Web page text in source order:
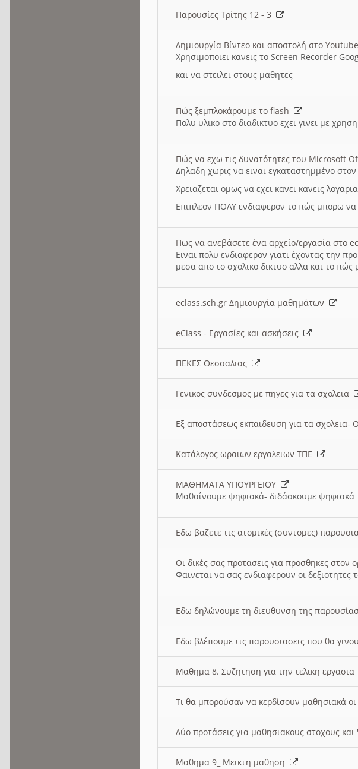
Παρουσίες Τρίτης 12 - 3
Δημιουργία Βίντεο και αποστολή στο
Χρησιμοποιει κανεις το Screen Recorder
και να στειλει στους μαθητες
Πώς ξεμπλοκάρουμε το flash
Πολυ υλικο στο διαδικτυο εχει γινει με
Πώς να εχω τις δυνατότητες του Microsoft
Δηλαδη χωρις να ειναι εγκαταστημμένο
Χρειαζεται ομως να εχει κανει κανεις
Επιπλεον ΠΟΛΥ ενδιαφερον το πώς μπορω
Πως να ανεβάσετε ένα αρχείο/εργασία στο
Ειναι πολυ ενδιαφερον γιατι έχοντας την
μεσα απο το σχολικο δικτυο αλλα και το
eclass.sch.gr Δημιουργία μαθημάτων
eClass - Εργασίες και ασκήσεις
ΠΕΚΕΣ Θεσσαλιας
Γενικος συνδεσμος με πηγες για τα σχολεια
Εξ αποστάσεως εκπαιδευση για τα σχολεια-
Κατάλογος ωραιων εργαλειων ΤΠΕ
ΜΑΘΗΜΑΤΑ ΥΠΟΥΡΓΕΙΟΥ
Μαθαίνουμε ψηφιακά- διδάσκουμε ψηφιακά
Εδω βαζετε τις ατομικές (συντομες)
Οι δικές σας προτασεις για προσθηκες
Φαινεται να σας ενδιαφερουν οι δεξιοτητες
Εδω δηλώνουμε τη διευθυνση της
Εδω βλέπουμε τις παρουσιασεις που θα
Μαθημα 8. Συζητηση για την τελικη
Τι θα μπορούσαν να κερδίσουν μαθησιακά
Δύο προτάσεις για μαθησιακους στοχους
Μαθημα 9_ Μεικτη μαθηση